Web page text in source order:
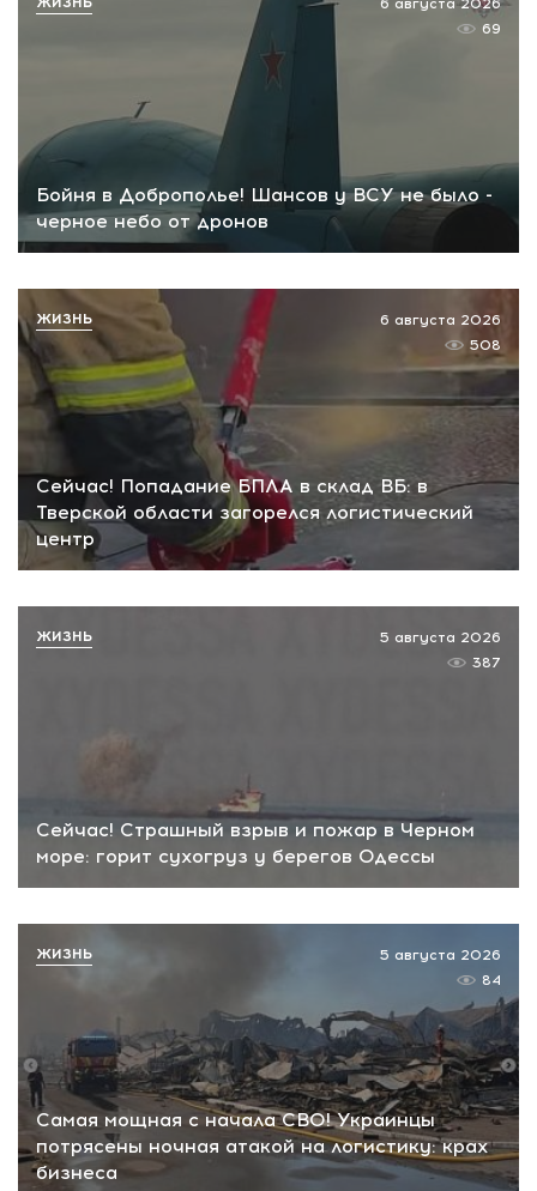
Бойня в Доброполье! Шансов у ВСУ не было -
черное небо от дронов
6 августа 2026
69
Сейчас! Попадание БПЛА в склад ВБ: в
Тверской области загорелся логистический
центр
6 августа 2026
508
ЖИЗНЬ
Сейчас! Страшный взрыв и пожар в Черном
море: горит сухогруз у берегов Одессы
5 августа 2026
387
ЖИЗНЬ
Самая мощная с начала СВО! Украинцы
потрясены ночная атакой на логистику: крах
бизнеса
5 августа 2026
84
ЖИЗНЬ